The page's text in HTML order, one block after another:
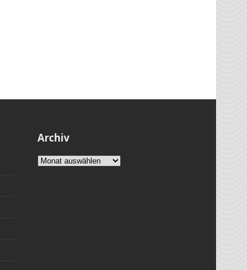
Archiv
Archiv